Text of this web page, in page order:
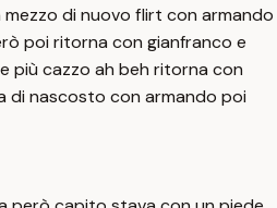
di nuovo flirt con armando
poi ritorna con gianfranco e
più cazzo ah beh ritorna con
di nascosto con armando poi